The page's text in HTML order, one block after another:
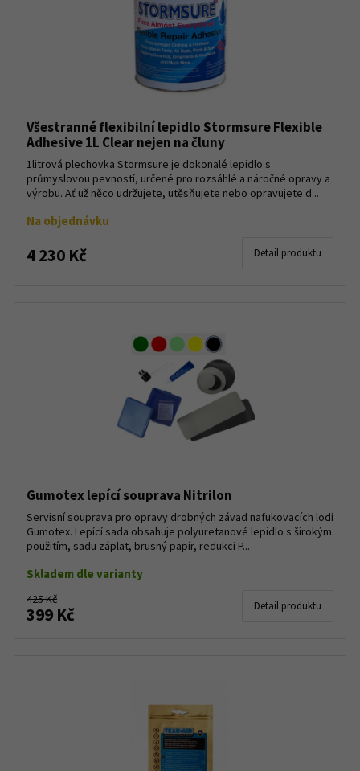
Všestranné flexibilní lepidlo Stormsure Flexible
Adhesive 1L Clear nejen na čluny
1litrová plechovka Stormsure je dokonalé lepidlo s
průmyslovou pevností, určené pro rozsáhlé a náročné opravy a
výrobu. Ať už něco udržujete, utěsňujete nebo opravujete d...
Na objednávku
4 230 Kč Detail produktu
Gumotex lepící souprava Nitrilon
Servisní souprava pro opravy drobných závad nafukovacích lodí
Gumotex. Lepící sada obsahuje polyuretanové lepidlo s širokým
použitím, sadu záplat, brusný papír, redukci P...
Skladem dle varianty
425 Kč
399 Kč Detail produktu